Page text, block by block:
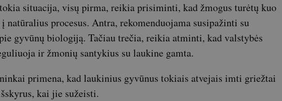
situacija, visų pirma, reikia prisiminti, kad žmogus turėtų kuo
natūralius procesus. Antra, rekomenduojama susipažinti su
gyvūnų biologiją. Tačiau trečia, reikia atminti, kad valstybės
ir žmonių santykius su laukine gamta.
primena, kad laukinius gyvūnus tokiais atvejais imti griežtai
kai jie sužeisti.